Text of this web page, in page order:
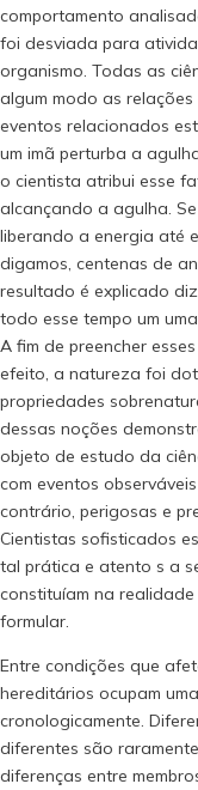
comportamento
foi desviada para
organismo. Todas as
algum modo as
eventos relacionados
um imã perturba a
o cientista atribui esse
alcançando a agulha.
liberando a energia até
digamos, centenas de
resultado é explicado
todo esse tempo um
A fim de preencher
efeito, a natureza foi
propriedades
dessas noções
objeto de estudo da
com eventos
contrário, perigosas e
Cientistas sofisticados
tal prática e atento s a
constituíam na
formular.
Entre condições que
hereditários ocupam
cronologicamente.
diferentes são
diferenças entre